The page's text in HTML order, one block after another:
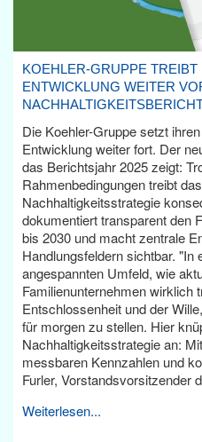
KOEHLER-GRUPPE TREIBT
ENTWICKLUNG WEITER
Die Koehler-Gruppe setzt
Entwicklung weiter fort. Der
das Berichtsjahr 2025 zeigt:
Rahmenbedingungen treibt
Nachhaltigkeitsstrategie
dokumentiert transparent den
bis 2030 und macht zentrale
Handlungsfeldern sichtbar.
angespannten Umfeld, wie
Familienunternehmen wirklich
Entschlossenheit und der
für morgen zu stellen. Hier
Nachhaltigkeitsstrategie an:
messbaren Kennzahlen und
Furler, Vorstandsvorsitzender
Weiterlesen...